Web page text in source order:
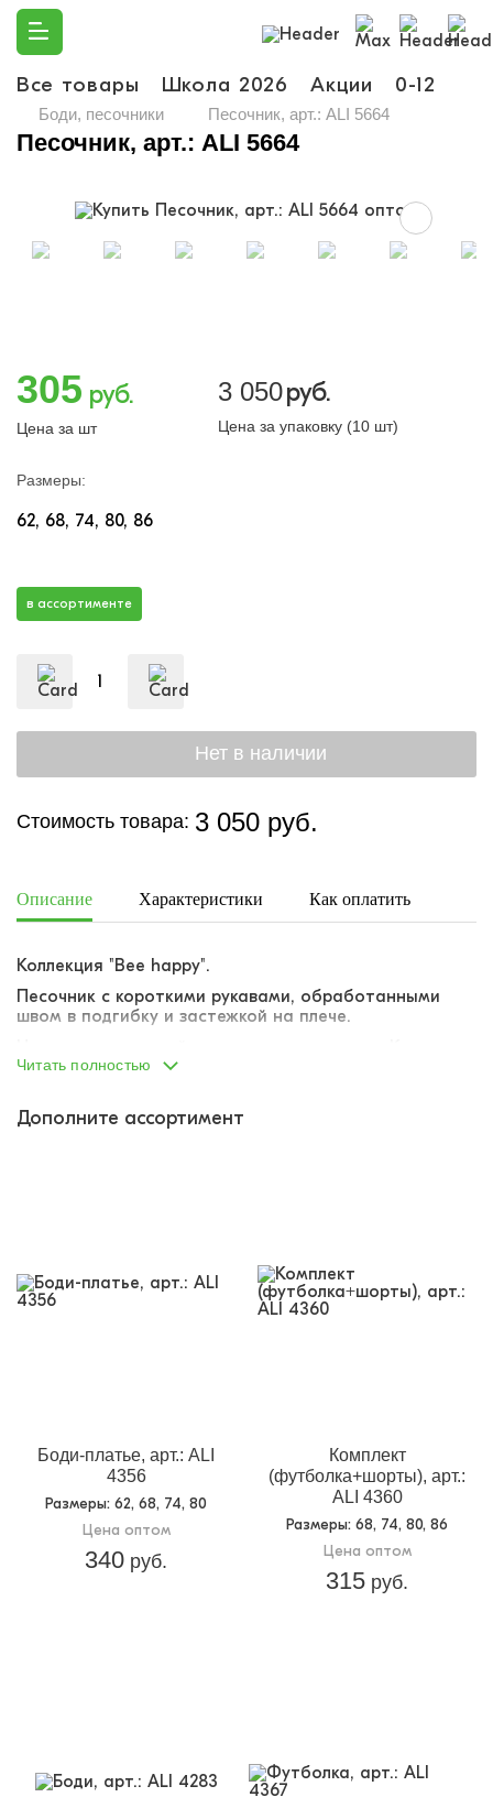
Все товары Школа 2026 Акции 0-12
Боди, песочники Песочник, арт.: ALI 5664
Песочник, арт.: ALI 5664
305 руб.
Цена за шт
3 050руб.
Цена за упаковку (10 шт)
Размеры:
62 68 74 80 86
в ассортименте
Стоимость товара: 3 050 руб.
Описание Характеристики Как оплатить
Коллекция "Bee happy".
Песочник с короткими рукавами, обработанными
швом в подгибку и застежкой на плече.
упаковка собрана производителем индивидуально: в
диапазоне указанного размерного ряда. Точную
комплектацию упаковки (соответствие размеров и
Читать полностью
Дополните ассортимент
Боди-платье, арт.: ALI
4356
Размеры: 62, 68, 74, 80
Цена оптом
340 руб.
Комплект
(футболка+шорты), арт.:
ALI 4360
Размеры: 68, 74, 80, 86
Цена оптом
315 руб.